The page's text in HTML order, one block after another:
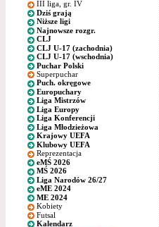
III liga, gr. IV
Dziś grają
Niższe ligi
Najnowsze rozgr.
CLJ
CLJ U-17 (zachodnia)
CLJ U-17 (wschodnia)
Puchar Polski
Superpuchar
Puch. okręgowe
Europuchary
Liga Mistrzów
Liga Europy
Liga Konferencji
Liga Młodzieżowa
Krajowy UEFA
Klubowy UEFA
Reprezentacja
eMŚ 2026
MŚ 2026
Liga Narodów 26/27
eME 2024
ME 2024
Kobiety
Futsal
Kalendarz